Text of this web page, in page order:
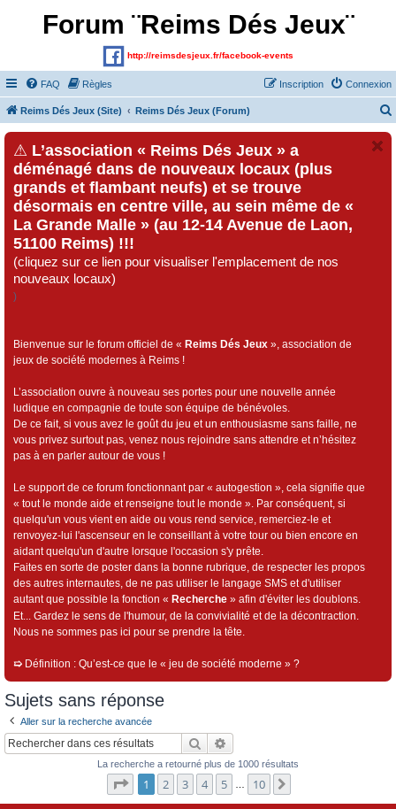
Forum ¨Reims Dés Jeux¨
http://reimsdesjeux.fr/facebook-events
FAQ Règles Connexion
Inscription
Reims Dés Jeux (Site) Reims Dés Jeux (Forum)
⚠ L’association « Reims Dés Jeux » a
déménagé dans de nouveaux locaux (plus
grands et flambant neufs) et se trouve
désormais en centre ville, au sein même de «
La Grande Malle » (au 12-14 Avenue de Laon,
51100 Reims) !!!
(cliquez sur ce lien pour visualiser l'emplacement de nos
nouveaux locaux)
)
Bienvenue sur le forum officiel de « Reims Dés Jeux », association de
jeux de société modernes à Reims !
L’association ouvre à nouveau ses portes pour une nouvelle année
ludique en compagnie de toute son équipe de bénévoles.
De ce fait, si vous avez le goût du jeu et un enthousiasme sans faille, ne
vous privez surtout pas, venez nous rejoindre sans attendre et n’hésitez
pas à en parler autour de vous !
Le support de ce forum fonctionnant par « autogestion », cela signifie que
« tout le monde aide et renseigne tout le monde ». Par conséquent, si
quelqu'un vous vient en aide ou vous rend service, remerciez-le et
renvoyez-lui l'ascenseur en le conseillant à votre tour ou bien encore en
aidant quelqu'un d'autre lorsque l'occasion s'y prête.
Faites en sorte de poster dans la bonne rubrique, de respecter les propos
des autres internautes, de ne pas utiliser le langage SMS et d'utiliser
autant que possible la fonction « Recherche » afin d'éviter les doublons.
Et... Gardez le sens de l'humour, de la convivialité et de la décontraction.
Nous ne sommes pas ici pour se prendre la tête.
➯ Définition : Qu’est-ce que le « jeu de société moderne » ?
Sujets sans réponse
Aller sur la recherche avancée
Rechercher
La recherche a retourné plus de 1000 résultats
Page sur10
1 2 3 4 5 10